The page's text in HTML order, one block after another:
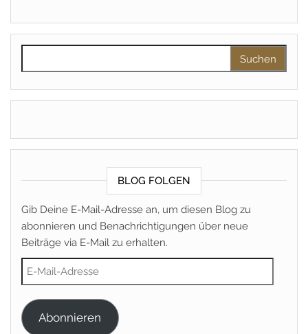
BLOG FOLGEN
Gib Deine E-Mail-Adresse an, um diesen Blog zu
abonnieren und Benachrichtigungen über neue
Beiträge via E-Mail zu erhalten.
E-Mail-Adresse
Abonnieren